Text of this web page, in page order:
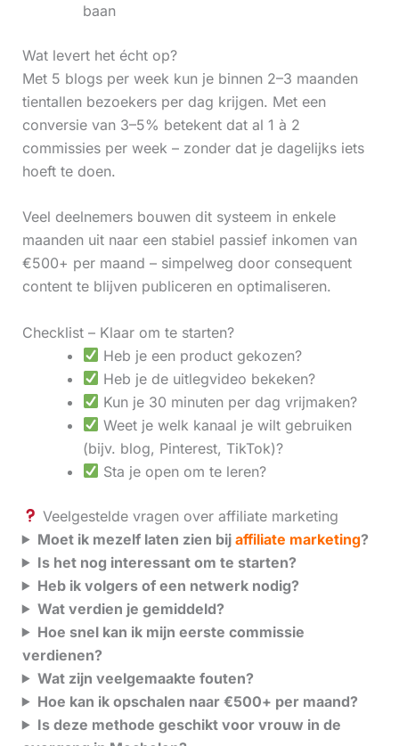
baan
Wat levert het écht op?
Met 5 blogs per week kun je binnen 2–3 maanden
tientallen bezoekers per dag krijgen. Met een
conversie van 3–5% betekent dat al 1 à 2
commissies per week – zonder dat je dagelijks iets
hoeft te doen.
Veel deelnemers bouwen dit systeem in enkele
maanden uit naar een stabiel passief inkomen van
€500+ per maand – simpelweg door consequent
content te blijven publiceren en optimaliseren.
Checklist – Klaar om te starten?
Heb je een product gekozen?
Heb je de uitlegvideo bekeken?
Kun je 30 minuten per dag vrijmaken?
Weet je welk kanaal je wilt gebruiken
(bijv. blog, Pinterest, TikTok)?
Sta je open om te leren?
Veelgestelde vragen over affiliate marketing
Moet ik mezelf laten zien bij affiliate marketing?
Is het nog interessant om te starten?
Heb ik volgers of een netwerk nodig?
Wat verdien je gemiddeld?
Hoe snel kan ik mijn eerste commissie
verdienen?
Wat zijn veelgemaakte fouten?
Hoe kan ik opschalen naar €500+ per maand?
Is deze methode geschikt voor vrouw in de